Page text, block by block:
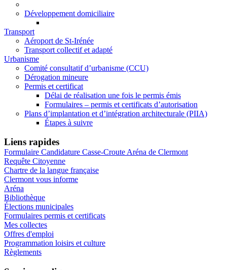
Développement domiciliaire
Transport
Aéroport de St-Irénée
Transport collectif et adapté
Urbanisme
Comité consultatif d’urbanisme (CCU)
Dérogation mineure
Permis et certificat
Délai de réalisation une fois le permis émis
Formulaires – permis et certificats d’autorisation
Plans d’implantation et d’intégration architecturale (PIIA)
Étapes à suivre
Liens rapides
Formulaire Candidature Casse-Croute Aréna de Clermont
Requête Citoyenne
Chartre de la langue française
Clermont vous informe
Aréna
Bibliothèque
Élections municipales
Formulaires permis et certificats
Mes collectes
Offres d'emploi
Programmation loisirs et culture
Règlements